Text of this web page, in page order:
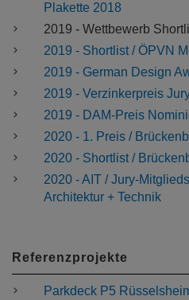
Plakette 2018
2019 - Wettbewerb
2019 - Shortlist / ÖPVN
2019 - German Design
2019 - Verzinkerpreis
2019 - DAM-Preis
2020 - 1. Preis /
2020 - Shortlist /
2020 - AIT / Jury-
Architektur + Technik
Referenzprojekte
Parkdeck P5